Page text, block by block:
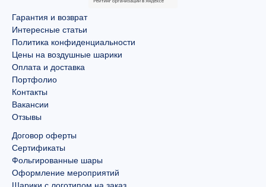
Гарантия и возврат
Интересные статьи
Политика конфиденциальности
Цены на воздушные шарики
Оплата и доставка
Портфолио
Контакты
Вакансии
Отзывы
Договор оферты
Сертификаты
Фольгированные шары
Оформление мероприятий